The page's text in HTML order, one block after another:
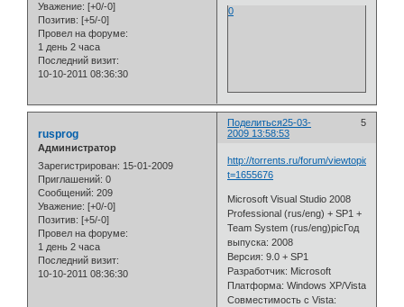
Уважение: [+0/-0]
Позитив: [+5/-0]
Провел на форуме:
1 день 2 часа
Последний визит:
10-10-2011 08:36:30
0
Поделиться 5
25-03-
2009 13:58:53
rusprog
Администратор
Зарегистрирован: 15-01-2009
Приглашений: 0
Сообщений: 209
Уважение: [+0/-0]
Позитив: [+5/-0]
Провел на форуме:
1 день 2 часа
Последний визит:
10-10-2011 08:36:30
http://torrents.ru/forum/viewtopic.php?
t=1655676
Microsoft Visual Studio 2008
Professional (rus/eng) + SP1 +
Team System (rus/eng)picГод
выпуска: 2008
Версия: 9.0 + SP1
Разработчик: Microsoft
Платформа: Windows XP/Vista
Совместимость с Vista: